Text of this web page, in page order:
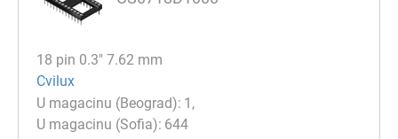
18 pin 0.3" 7.62 mm
Cvilux
1
644